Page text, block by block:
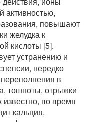
активностью,
повышают
желудка к
кислоты [5].
устранению и
нередко
в
тошноты, отрыжки
во время
кальция,